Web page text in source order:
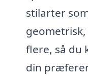
stilarter
flere, så du
din